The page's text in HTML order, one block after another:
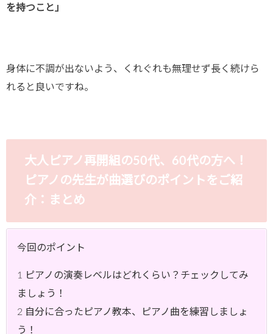
を持つこと」
身体に不調が出ないよう、くれぐれも無理せず長く続けら
れると良いですね。
大人ピアノ再開組の50代、60代の方へ！
ピアノの先生が曲選びのポイントをご紹
介：まとめ
今回のポイント
1 ピアノの演奏レベルはどれくらい？チェックしてみ
ましょう！
2 自分に合ったピアノ教本、ピアノ曲を練習しましょ
う！